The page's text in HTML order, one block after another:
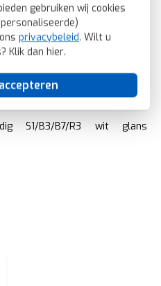
gebruiken wij cookies
privacybeleid. Wilt u
Klik dan hier.
Millimeter (mm)
(mm)
(mm)
0
Nee
S1/B3/B7/R3 wit glans